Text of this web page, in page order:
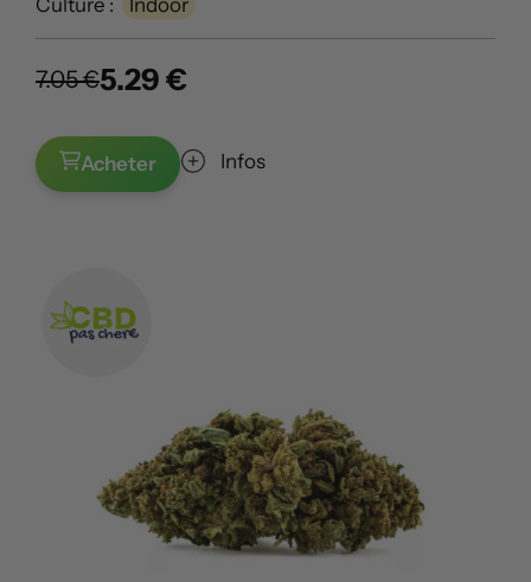
Culture : Indoor
7.05 €5.29 €
Acheter Infos